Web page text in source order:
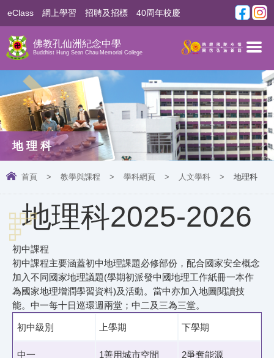
佛教孔仙洲紀念中學
Buddhist Hung Sean Chau Memorial College
eClass 網上學習 招聘及招標 40周年校慶
地理科
首頁 > 教學與課程 > 學科網頁 > 人文學科 > 地理科
地理科2025-2026
初中課程
初中課程主要涵蓋初中地理課題必修部份，配合國家安全概念
加入不同國家地理議題(學期初派發中國地理工作紙冊一本作
為國家地理增潤學習資料)及活動。當中亦加入地圖閱讀技
能。中一每十日巡環週兩堂；中二及三為三堂。
初中級別 上學期 下學期
中一 1善用城市空間 2爭奪能源